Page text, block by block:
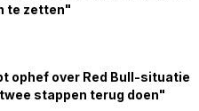
te zetten"
ophef over Red Bull-situatie
stappen terug doen"